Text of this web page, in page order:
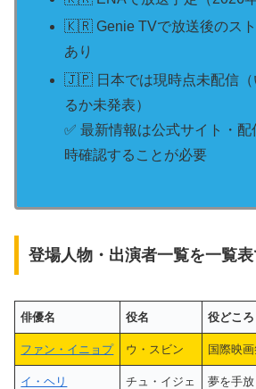
🇰🇷 Genie TVで放送後のス
あり
🇯🇵 日本では現時点未配信（
るか未発表）
✅ 最新情報は公式サイト・
時確認することが必要
登場人物・出演者一覧を一覧
俳優名 役名 役どころ
ファン・イニョプ ウ・スビン 国際映
イ・ヘリ チュ・イジェ 夢を手